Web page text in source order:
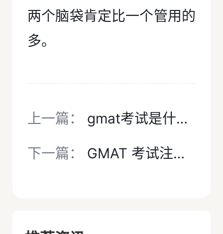
两个脑袋肯定比一个管用的
多。
上一篇： gmat考试是什么考试
下一篇： GMAT 考试注意事项